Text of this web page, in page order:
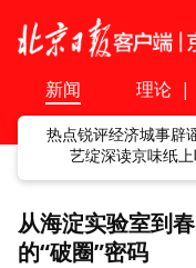
新闻 理论 |
热点锐评经济城事辟
艺绽深读京味纸
从海淀实验室到
的“破圈”密码